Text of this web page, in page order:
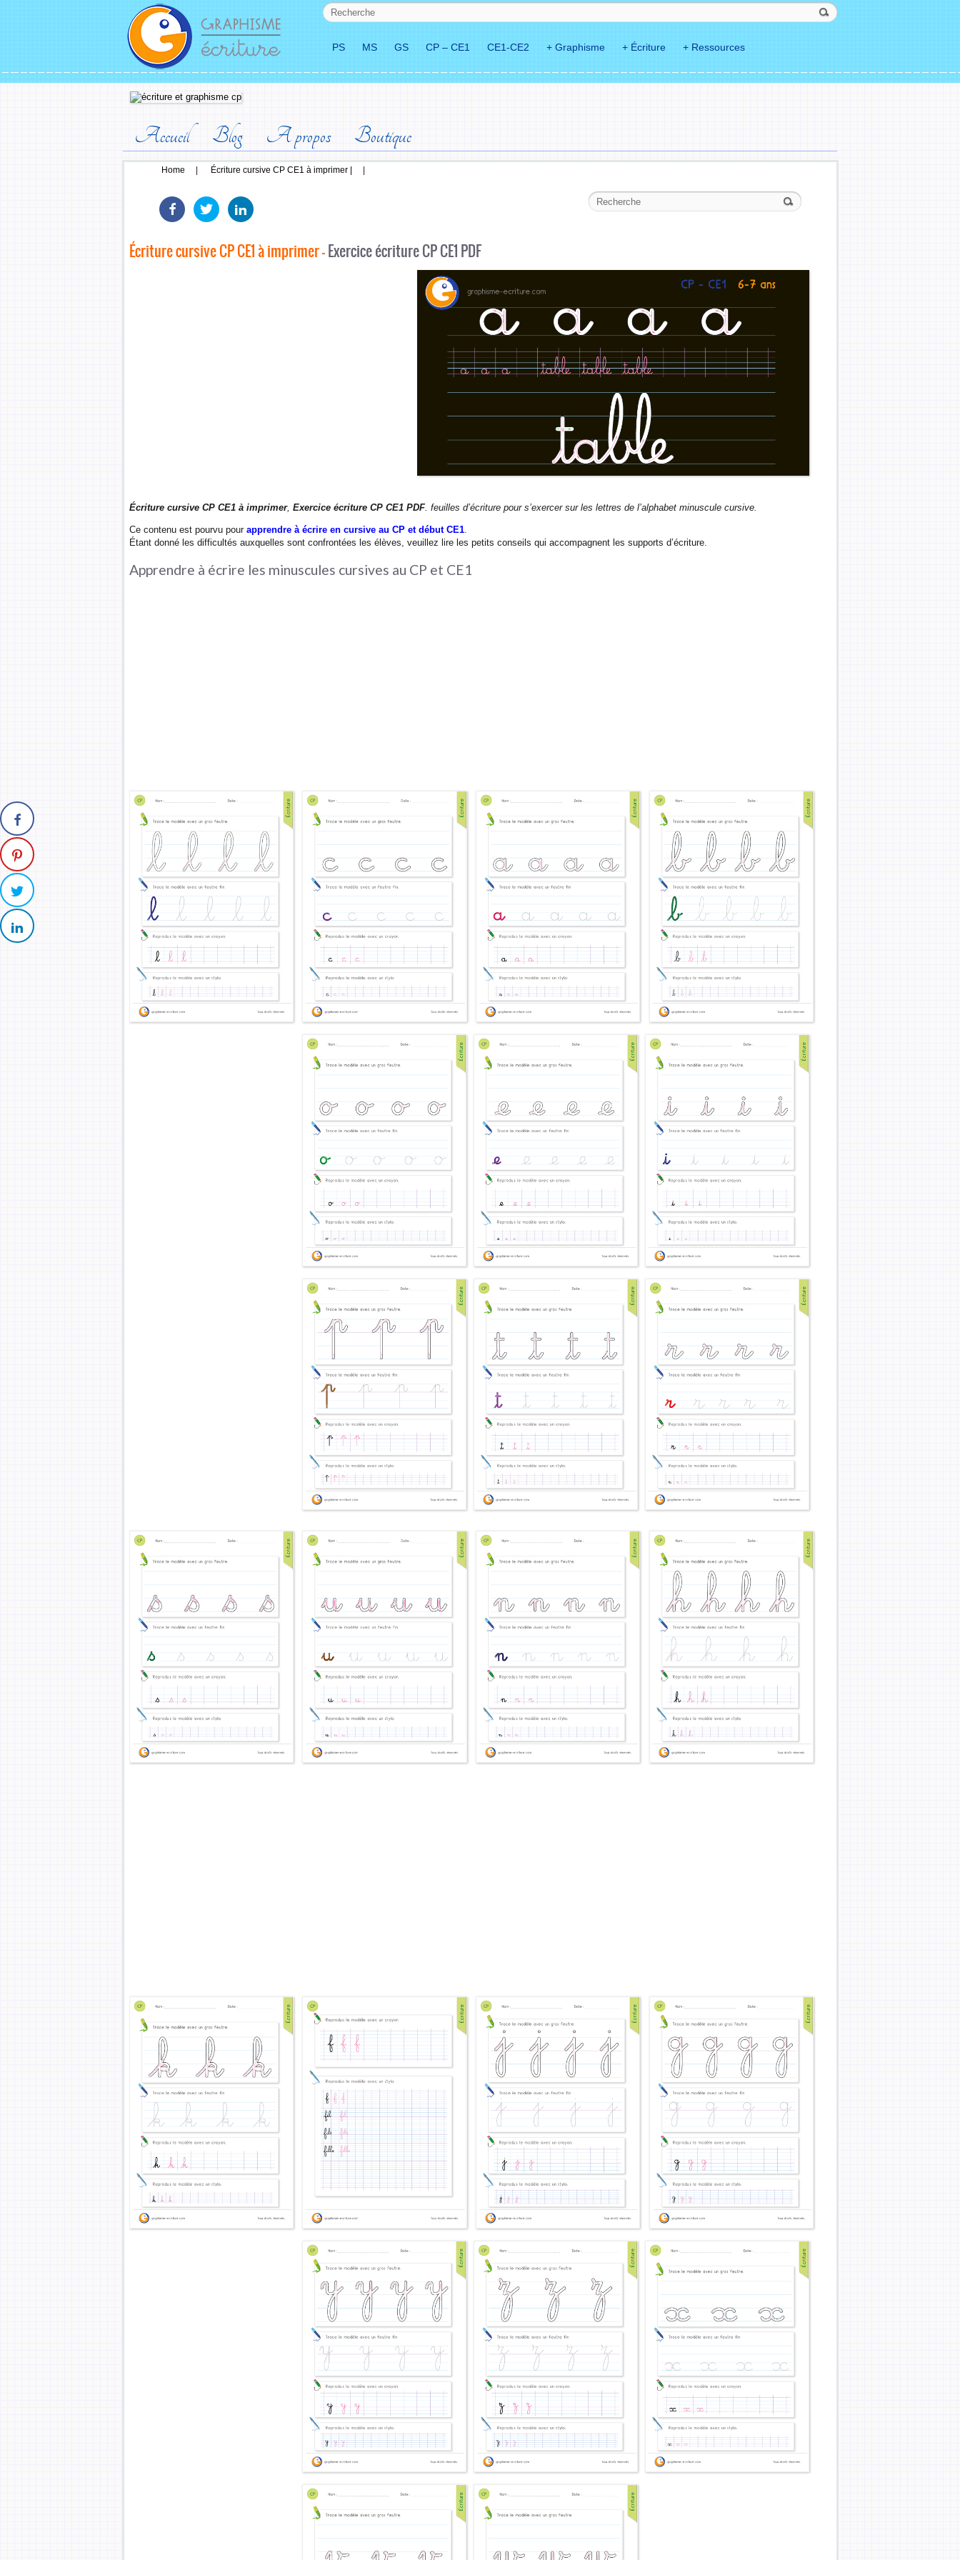
PS MS GS CP – CE1 CE1-CE2 + Graphisme + Écriture + Ressources
Accueil Blog A propos Boutique
Home Écriture cursive CP CE1 à imprimer |
Écriture cursive CP CE1 à imprimer –Exercice écriture CP CE1 PDF
Écriture cursive CP CE1 à imprimer, Exercice écriture CP CE1 PDF. feuilles d’écriture pour s’exercer sur les lettres de l’alphabet minuscule cursive.
Ce contenu est pourvu pour apprendre à écrire en cursive au CP et début CE1.
Étant donné les difficultés auxquelles sont confrontées les élèves, veuillez lire les petits conseils qui accompagnent les supports d’écriture.
Apprendre à écrire les minuscules cursives au CP et CE1